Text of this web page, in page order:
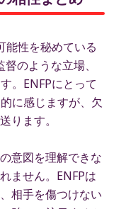
能性を秘めている
のような立場、
。ENFPにとって
に感じますが、欠
ります。
意図を理解できな
ません。ENFPは
相手を傷つけない